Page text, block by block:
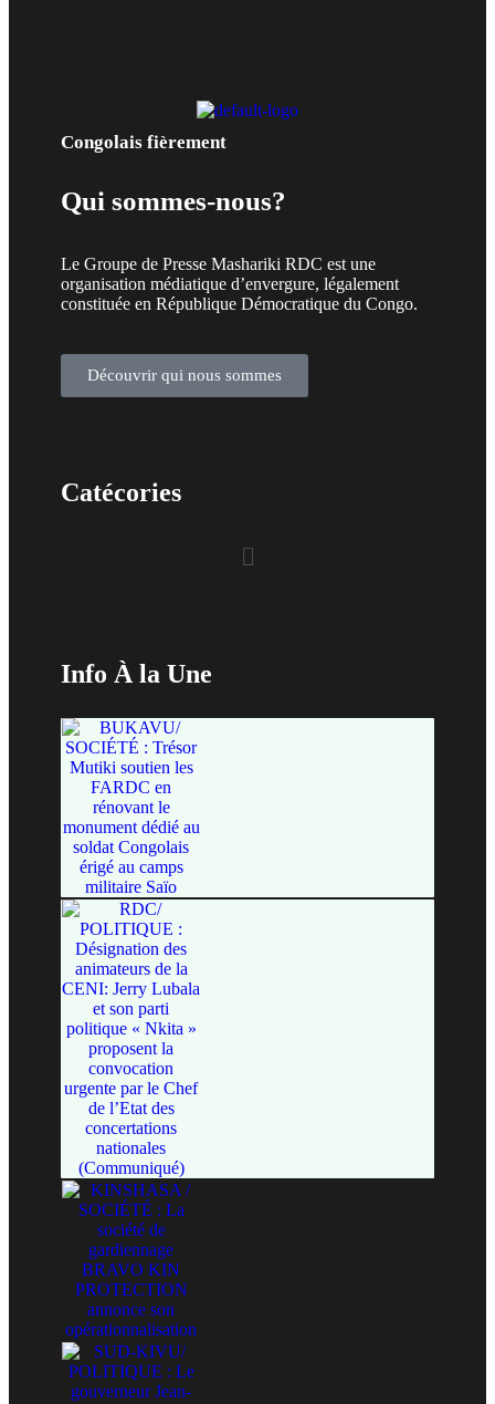
Congolais fièrement
Qui sommes-nous?
Le Groupe de Presse Mashariki RDC est une
organisation médiatique d’envergure, légalement
constituée en République Démocratique du Congo.
Découvrir qui nous sommes
Catécories
Info À la Une